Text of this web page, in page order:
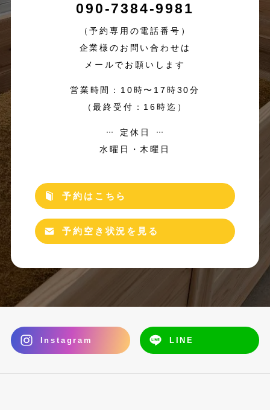
090-7384-9981
（予約専用の電話番号）
企業様のお問い合わせは
メールでお願いします
営業時間：10時〜17時30分
（最終受付：16時迄）
定休日
水曜日・木曜日
予約はこちら
予約空き状況を見る
Instagram LINE